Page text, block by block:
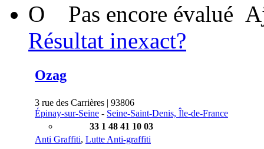
O Pas encore évalué
Résultat inexact?
Ozag
3 rue des Carrières | 93806
Épinay-sur-Seine - Seine-Saint-Denis, Île-de-France
33 1 48 41 10 03
Anti Graffiti, Lutte Anti-graffiti